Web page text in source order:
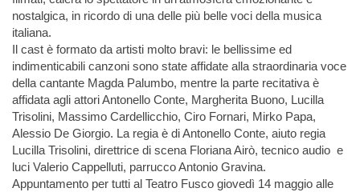
nostalgica, in ricordo di una delle più belle voci della musica
italiana.
Il cast è formato da artisti molto bravi: le bellissime ed
indimenticabili canzoni sono state affidate alla straordinaria voce
della cantante Magda Palumbo, mentre la parte recitativa è
affidata agli attori Antonello Conte, Margherita Buono, Lucilla
Trisolini, Massimo Cardellicchio, Ciro Fornari, Mirko Papa,
Alessio De Giorgio. La regia è di Antonello Conte, aiuto regia
Lucilla Trisolini, direttrice di scena Floriana Airò, tecnico audio e
luci Valerio Cappelluti, parrucco Antonio Gravina.
Appuntamento per tutti al Teatro Fusco giovedì 14 maggio alle